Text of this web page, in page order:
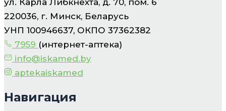
220036, г. Минск, Беларусь
УНП 100946637, ОКПО 37362382
7959 (интернет-аптека)
info@iskamed.by
aptekaiskamed
Навигация